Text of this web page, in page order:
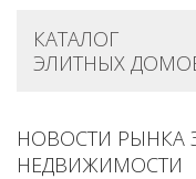
КАТАЛОГ
ЭЛИТНЫХ
НОВОСТИ РЫНКА
НЕДВИЖИМОСТИ